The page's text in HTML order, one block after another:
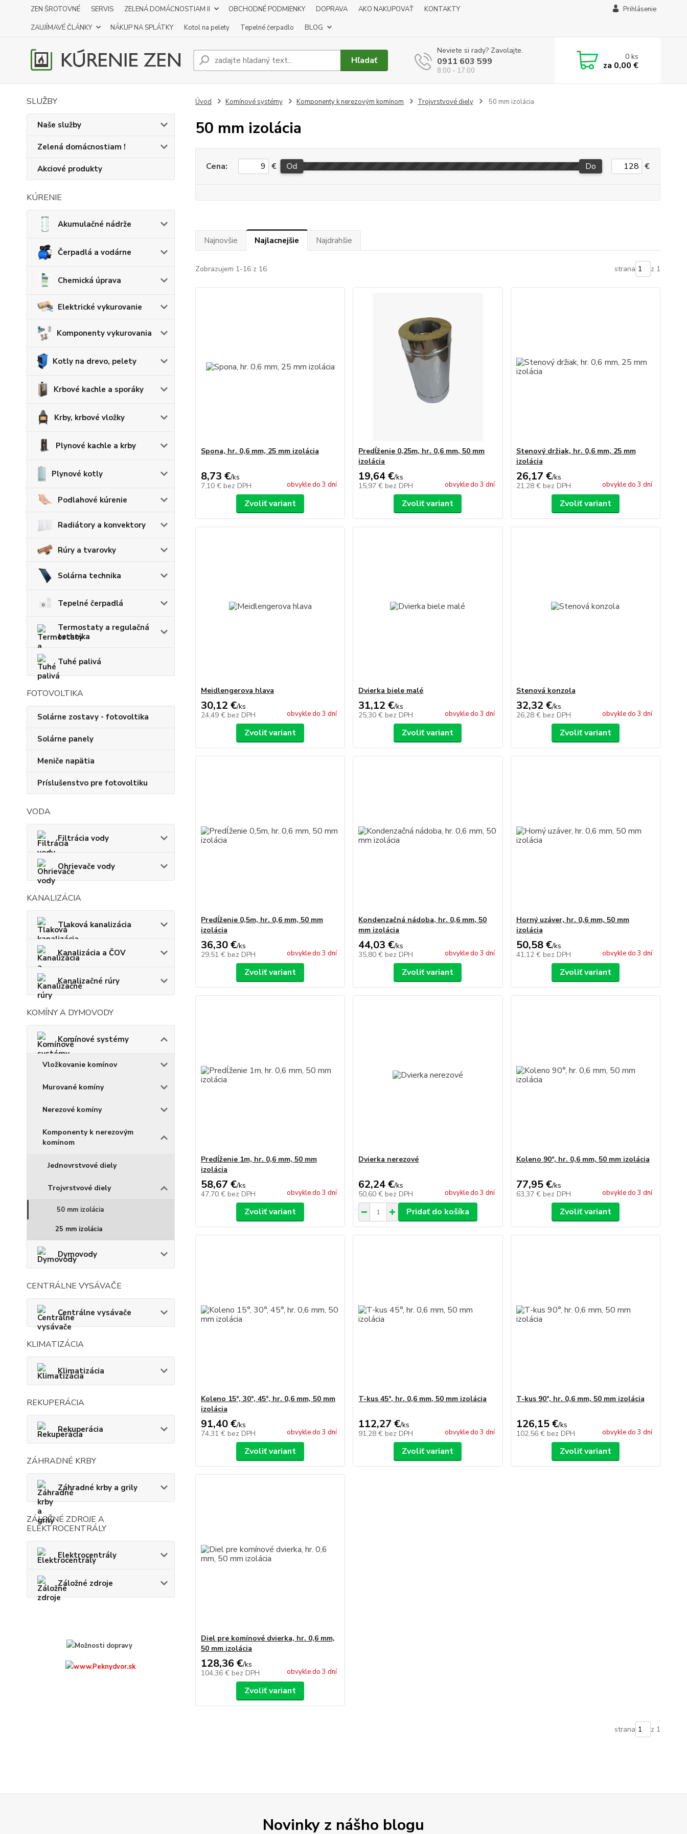
ZEN ŠROTOVNÉ SERVIS ZELENÁ DOMÁCNOSTIAM II OBCHODNÉ PODMIENKY DOPRAVA AKO NAKUPOVAŤ
KONTAKTY
ZAUJÍMAVÉ ČLÁNKY
NÁKUP NA SPLÁTKY Kotol na pelety Tepelné čerpadlo BLOG
Prihlásenie
Hľadať
Neviete si rady? Zavolajte.
0911 603 599
8:00 - 17:00
0ks
za 0,00 €
SLUŽBY
Naše služby
Zelená domácnostiam !
Akciové produkty
KÚRENIE
Akumulačné nádrže
Čerpadlá a vodárne
Chemická úprava
Elektrické vykurovanie
Komponenty vykurovania
Kotly na drevo, pelety
Krbové kachle a sporáky
Krby, krbové vložky
Plynové kachle a krby
Plynové kotly
Podlahové kúrenie
Radiátory a konvektory
Rúry a tvarovky
Solárna technika
Tepelné čerpadlá
Termostaty a regulačná
technika
Tuhé palivá
FOTOVOLTIKA
Solárne zostavy - fotovoltika
Solárne panely
Meniče napätia
Príslušenstvo pre fotovoltiku
VODA
Filtrácia vody
Ohrievače vody
KANALIZÁCIA
Tlaková kanalizácia
Kanalizácia a ČOV
Kanalizačné rúry
KOMÍNY A DYMOVODY
Komínové systémy
Vložkovanie komínov
Murované komíny
Nerezové komíny
Komponenty k nerezovým
komínom
Jednovrstvové diely
Trojvrstvové diely
50 mm izolácia
25 mm izolácia
Dymovody
CENTRÁLNE VYSÁVAČE
Centrálne vysávače
KLIMATIZÁCIA
Klimatizácia
REKUPERÁCIA
Rekuperácia
ZÁHRADNÉ KRBY
Záhradné krby a grily
ZÁLOŽNÉ ZDROJE A
ELEKTROCENTRÁLY
Elektrocentrály
Záložné zdroje
Úvod Komínové systémy Komponenty k nerezovým komínom Trojvrstvové diely 50 mm izolácia
50 mm izolácia
Cena: € Od Do €
Najnovšie Najlacnejšie Najdrahšie
Zobrazujem 1-16 z 16 strana z 1
Spona, hr. 0,6 mm, 25 mm izolácia
8,73 €/ks
7,10 € bez DPH obvykle do 3 dní
Zvoliť variant
Predĺženie 0,25m, hr. 0,6 mm, 50 mm
izolácia
19,64 €/ks
15,97 € bez DPH obvykle do 3 dní
Zvoliť variant
Stenový držiak, hr. 0,6 mm, 25 mm
izolácia
26,17 €/ks
21,28 € bez DPH obvykle do 3 dní
Zvoliť variant
Meidlengerova hlava
30,12 €/ks
24,49 € bez DPH obvykle do 3 dní
Zvoliť variant
Dvierka biele malé
31,12 €/ks
25,30 € bez DPH obvykle do 3 dní
Zvoliť variant
Stenová konzola
32,32 €/ks
26,28 € bez DPH obvykle do 3 dní
Zvoliť variant
Predĺženie 0,5m, hr. 0,6 mm, 50 mm
izolácia
36,30 €/ks
29,51 € bez DPH obvykle do 3 dní
Zvoliť variant
Kondenzačná nádoba, hr. 0,6 mm, 50
mm izolácia
44,03 €/ks
35,80 € bez DPH obvykle do 3 dní
Zvoliť variant
Horný uzáver, hr. 0,6 mm, 50 mm
izolácia
50,58 €/ks
41,12 € bez DPH obvykle do 3 dní
Zvoliť variant
Predĺženie 1m, hr. 0,6 mm, 50 mm
izolácia
58,67 €/ks
47,70 € bez DPH obvykle do 3 dní
Zvoliť variant
Dvierka nerezové
62,24 €/ks
50,60 € bez DPH obvykle do 3 dní
Pridať do košíka
Koleno 90°, hr. 0,6 mm, 50 mm izolácia
77,95 €/ks
63,37 € bez DPH obvykle do 3 dní
Zvoliť variant
Koleno 15°, 30°, 45°, hr. 0,6 mm, 50 mm
izolácia
91,40 €/ks
74,31 € bez DPH obvykle do 3 dní
Zvoliť variant
T-kus 45°, hr. 0,6 mm, 50 mm izolácia
112,27 €/ks
91,28 € bez DPH obvykle do 3 dní
Zvoliť variant
T-kus 90°, hr. 0,6 mm, 50 mm izolácia
126,15 €/ks
102,56 € bez DPH obvykle do 3 dní
Zvoliť variant
Diel pre komínové dvierka, hr. 0,6 mm,
50 mm izolácia
128,36 €/ks
104,36 € bez DPH obvykle do 3 dní
Zvoliť variant
strana z 1
Novinky z nášho blogu